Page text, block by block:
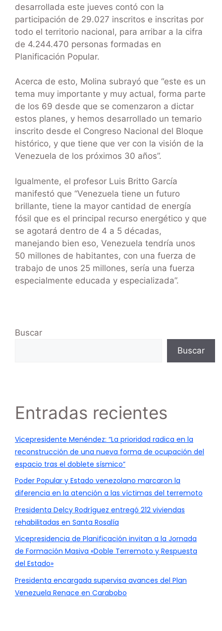
desarrollada este jueves contó con la
participación de 29.027 inscritos e inscritas por
todo el territorio nacional, para arribar a la cifra
de 4.244.470 personas formadas en
Planificación Popular.
Acerca de esto, Molina subrayó que “este es un
tema muy importante y muy actual, forma parte
de los 69 desde que se comenzaron a dictar
estos planes, y hemos desarrollado un temario
inscrito desde el Congreso Nacional del Bloque
histórico, y que tiene que ver con la visión de la
Venezuela de los próximos 30 años”.
Igualmente, el profesor Luis Britto García
manifestó que “Venezuela tiene un futuro
brillante, tiene la mayor cantidad de energía
fósil que es el principal recurso energético y que
se agotará dentro de 4 a 5 décadas,
manejando bien eso, Venezuela tendría unos
50 millones de habitantes, con una fuerza de
trabajo de unos 25 millones, sería una fuerza
especialmente educada y especializada”.
Buscar
Buscar
Entradas recientes
Vicepresidente Menéndez: “La prioridad radica en la
reconstrucción de una nueva forma de ocupación del
espacio tras el doblete sísmico”
Poder Popular y Estado venezolano marcaron la
diferencia en la atención a las víctimas del terremoto
Presidenta Delcy Rodríguez entregó 212 viviendas
rehabilitadas en Santa Rosalía
Vicepresidencia de Planificación invitan a la Jornada
de Formación Masiva «Doble Terremoto y Respuesta
del Estado»
Presidenta encargada supervisa avances del Plan
Venezuela Renace en Carabobo